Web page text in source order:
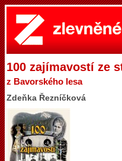
100 zajímavostí ze
z Bavorského lesa
Zdeňka Řezníčková